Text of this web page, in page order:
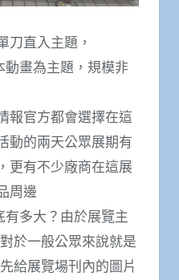
刀直入主題，
畫為主題，規模非
報官方都會選擇在這
動的兩天公眾展期有
更有不少廠商在這展
周邊
有多大？由於展覽主
於一般公眾來說就是
給展覽場刊內的圖片